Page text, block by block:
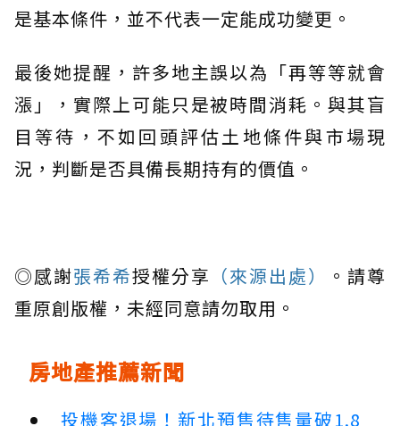
是基本條件，並不代表一定能成功變更。
最後她提醒，許多地主誤以為「再等等就會
漲」，實際上可能只是被時間消耗。與其盲
目等待，不如回頭評估土地條件與市場現
況，判斷是否具備長期持有的價值。
◎感謝張希希授權分享 （來源出處）
。請尊
重原創版權，未經同意請勿取用。
房地產推薦新聞
投機客退場！新北預售待售量破1.8